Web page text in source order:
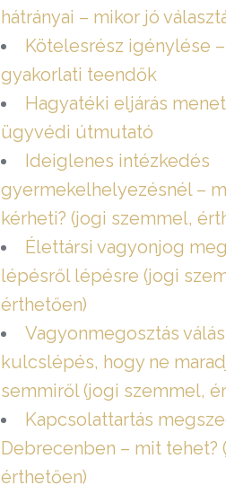
hátrányai – mikor jó
Kötelesrész igénylése
gyakorlati teendők
Hagyatéki eljárás
ügyvédi útmutató
Ideiglenes intézkedés
gyermekelhelyezésnél –
kérheti? (jogi szemmel,
Élettársi vagyonjog
lépésről lépésre (jogi
érthetően)
Vagyonmegosztás
kulcslépés, hogy ne
semmiről (jogi szemmel,
Kapcsolattartás
Debrecenben – mit tehet?
érthetően)